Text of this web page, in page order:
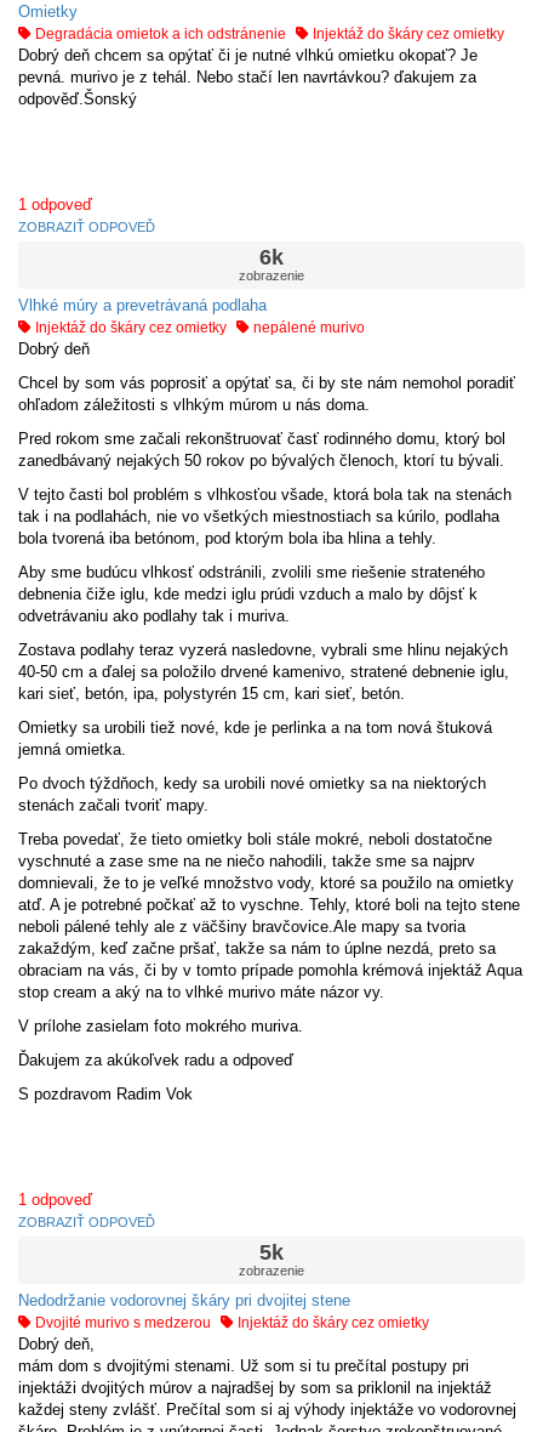
Omietky
Degradácia omietok a ich odstránenie Injektáž do škáry cez omietky
Dobrý deň chcem sa opýtať či je nutné vlhkú omietku okopať? Je
pevná. murivo je z tehál. Nebo stačí len navrtávkou? ďakujem za
odpověď.Šonský
1 odpoveď
ZOBRAZIŤ ODPOVEĎ
6k
zobrazenie
Vlhké múry a prevetrávaná podlaha
Injektáž do škáry cez omietky nepálené murivo
Dobrý deň
Chcel by som vás poprosiť a opýtať sa, či by ste nám nemohol poradiť
ohľadom záležitosti s vlhkým múrom u nás doma.
Pred rokom sme začali rekonštruovať časť rodinného domu, ktorý bol
zanedbávaný nejakých 50 rokov po bývalých členoch, ktorí tu bývali.
V tejto časti bol problém s vlhkosťou všade, ktorá bola tak na stenách
tak i na podlahách, nie vo všetkých miestnostiach sa kúrilo, podlaha
bola tvorená iba betónom, pod ktorým bola iba hlina a tehly.
Aby sme budúcu vlhkosť odstránili, zvolili sme riešenie strateného
debnenia čiže iglu, kde medzi iglu prúdi vzduch a malo by dôjsť k
odvetrávaniu ako podlahy tak i muriva.
Zostava podlahy teraz vyzerá nasledovne, vybrali sme hlinu nejakých
40-50 cm a ďalej sa položilo drvené kamenivo, stratené debnenie iglu,
kari sieť, betón, ipa, polystyrén 15 cm, kari sieť, betón.
Omietky sa urobili tiež nové, kde je perlinka a na tom nová štuková
jemná omietka.
Po dvoch týždňoch, kedy sa urobili nové omietky sa na niektorých
stenách začali tvoriť mapy.
Treba povedať, že tieto omietky boli stále mokré, neboli dostatočne
vyschnuté a zase sme na ne niečo nahodili, takže sme sa najprv
domnievali, že to je veľké množstvo vody, ktoré sa použilo na omietky
atď. A je potrebné počkať až to vyschne. Tehly, ktoré boli na tejto stene
neboli pálené tehly ale z väčšiny bravčovice.Ale mapy sa tvoria
zakaždým, keď začne pršať, takže sa nám to úplne nezdá, preto sa
obraciam na vás, či by v tomto prípade pomohla krémová injektáž Aqua
stop cream a aký na to vlhké murivo máte názor vy.
V prílohe zasielam foto mokrého muriva.
Ďakujem za akúkoľvek radu a odpoveď
S pozdravom Radim Vok
1 odpoveď
ZOBRAZIŤ ODPOVEĎ
5k
zobrazenie
Nedodržanie vodorovnej škáry pri dvojitej stene
Dvojité murivo s medzerou Injektáž do škáry cez omietky
Dobrý deň,
mám dom s dvojitými stenami. Už som si tu prečítal postupy pri
injektáži dvojitých múrov a najradšej by som sa priklonil na injektáž
každej steny zvlášť. Prečítal som si aj výhody injektáže vo vodorovnej